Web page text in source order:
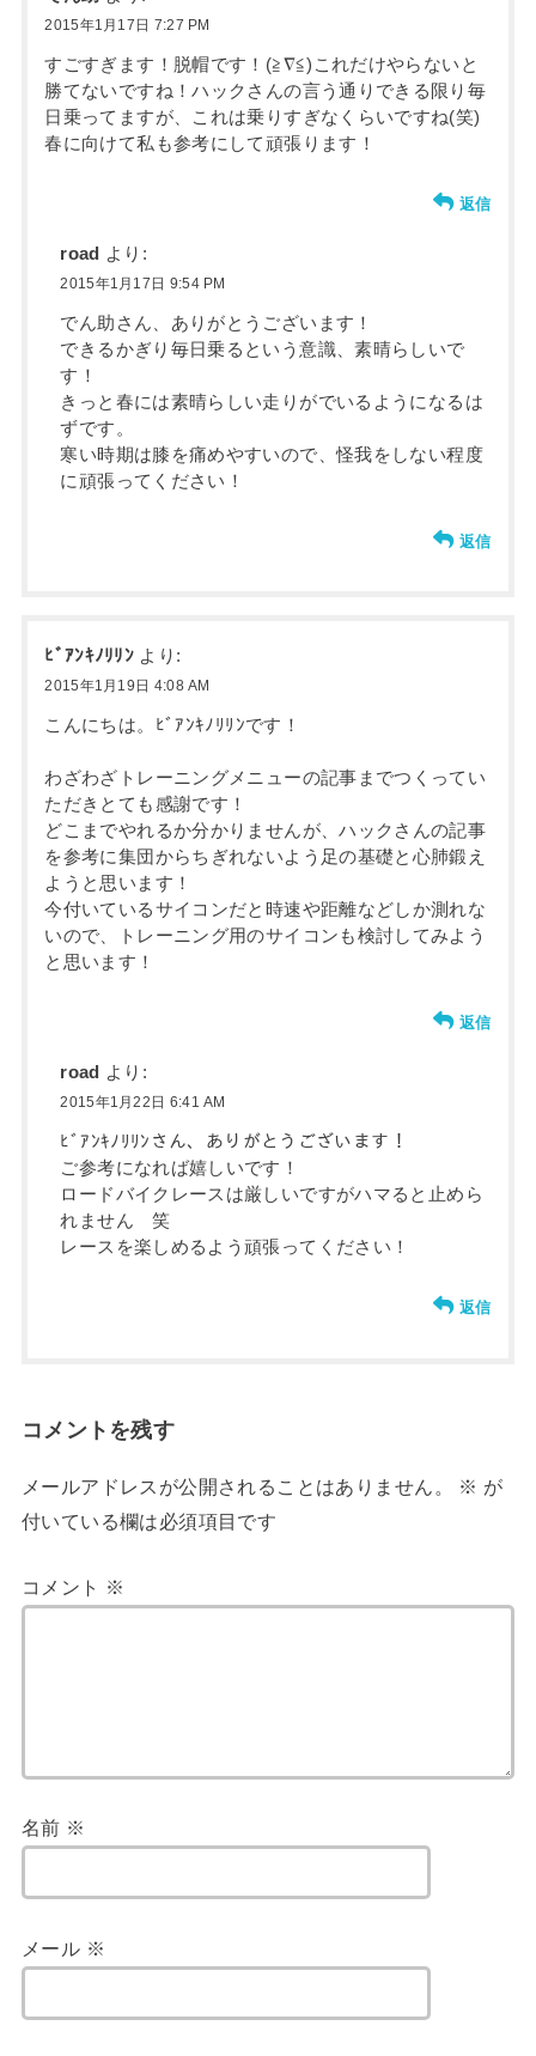
2015年1月17日 7:27 PM
すごすぎます！脱帽です！(≧∇≦)これだけやらないと
勝てないですね！ハックさんの言う通りできる限り毎
日乗ってますが、これは乗りすぎなくらいですね(笑)
春に向けて私も参考にして頑張ります！
返信
road より:
2015年1月17日 9:54 PM
でん助さん、ありがとうございます！
できるかぎり毎日乗るという意識、素晴らしいで
す！
きっと春には素晴らしい走りがでいるようになるは
ずです。
寒い時期は膝を痛めやすいので、怪我をしない程度
に頑張ってください！
返信
ﾋﾞｱﾝｷﾉﾘﾘﾝ より:
2015年1月19日 4:08 AM
こんにちは。ﾋﾞｱﾝｷﾉﾘﾘﾝです！
わざわざトレーニングメニューの記事までつくってい
ただきとても感謝です！
どこまでやれるか分かりませんが、ハックさんの記事
を参考に集団からちぎれないよう足の基礎と心肺鍛え
ようと思います！
今付いているサイコンだと時速や距離などしか測れな
いので、トレーニング用のサイコンも検討してみよう
と思います！
返信
road より:
2015年1月22日 6:41 AM
ﾋﾞｱﾝｷﾉﾘﾘﾝさん、ありがとうございます！
ご参考になれば嬉しいです！
ロードバイクレースは厳しいですがハマると止めら
れません 笑
レースを楽しめるよう頑張ってください！
返信
コメントを残す
メールアドレスが公開されることはありません。 ※ が
付いている欄は必須項目です
コメント ※
名前 ※
メール ※